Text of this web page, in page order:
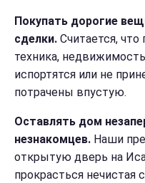
Покупать дорогие
сделки. Считается,
техника,
испортятся или не
потрачены впустую.
Оставлять дом
незнакомцев. Наши
открытую дверь на
прокрасться нечистая